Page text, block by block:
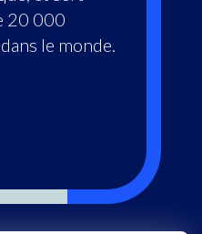
20 000
le monde.